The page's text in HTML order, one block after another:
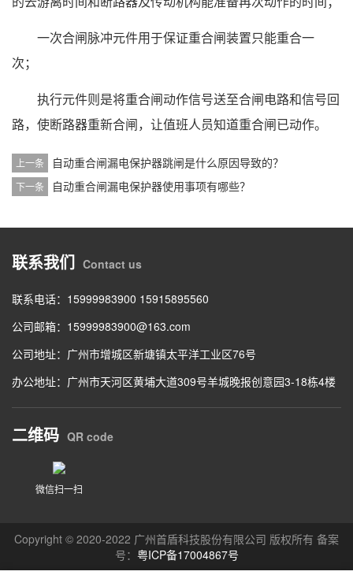
一次合闸脉冲元件用于保证重合闸装置只能重合一
次；
执行元件则是将重合闸动作信号送至合闸电路和信号回
路，使断路器重新合闸，让值班人员知道重合闸已动作。
上一条 自动重合闸漏电保护器跳闸是什么原因导致的？
下一条 自动重合闸漏电保护器使用事项有哪些？
联系我们 Contact us
联系电话：15999983900 15915895560
公司邮箱：15999983900@163.com
公司地址：广州市增城区新塘镇太平洋工业区76号
办公地址：广州市天河区黄埔大道309号羊城晚报创意园3-18栋4楼
二维码 QR code
微信扫一扫
Copyright © 2020-2022 广州首盾科技股份有限公司 版权所有 备案
号： 粤ICP备17004867号